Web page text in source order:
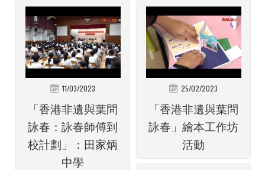
11/03/2023
「香港非遺與葉問
詠春：詠春師傅到
校計劃」：田家炳
中學
25/02/2023
「香港非遺與葉問
詠春」繪本工作坊
活動